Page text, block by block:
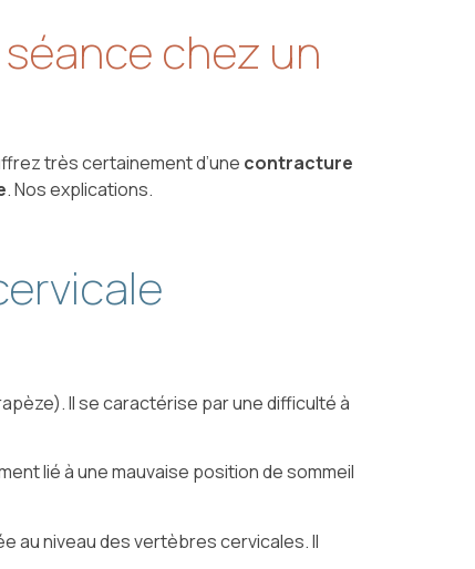
chez un
très certainement d’une contracture
. Nos explications.
Il se caractérise par une difficulté à
lié à une mauvaise position de sommeil
au niveau des vertèbres cervicales. Il